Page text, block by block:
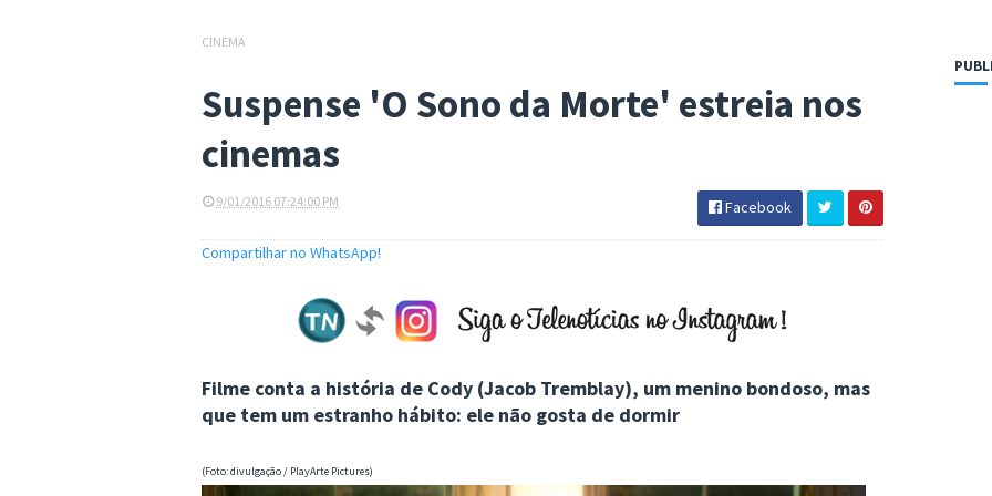
CINEMA
Suspense 'O Sono da Morte' estreia nos
cinemas
9/01/2016 07:24:00 PM Facebook
Compartilhar no WhatsApp!
Filme conta a história de Cody (Jacob Tremblay), um menino bondoso, mas
que tem um estranho hábito: ele não gosta de dormir
(Foto: divulgação / PlayArte Pictures)